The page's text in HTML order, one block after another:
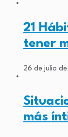
21
tener
26 de julio
más